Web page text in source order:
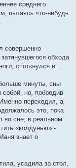
среднего
пытаясь что-нибудь
совершенно
обхода
споткнулся и...
минуты, сны
собой, но, побродив
переходил, а
это, пока
во сне, в реальном
«колдунью» -
знает о
усадила за стол,